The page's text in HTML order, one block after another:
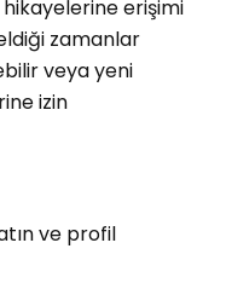
hikayelerine erişimi
zamanlar
veya yeni
izin
ve profil